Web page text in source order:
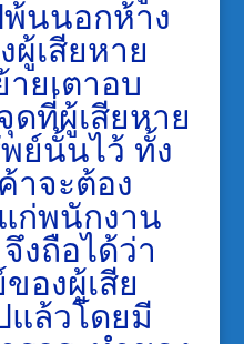
พ้นนอกห้าง
เสียหาย
ยเตาอบ
ที่ผู้เสียหาย
ย์นั้นไว้ ทั้ง
าจะต้อง
ก่พนักงาน
งถือได้ว่า
องผู้เสีย
แล้วโดยมี